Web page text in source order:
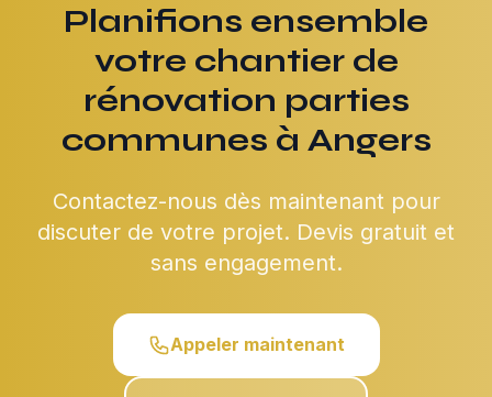
Planifions ensemble
votre chantier de
rénovation parties
communes à Angers
Contactez-nous dès maintenant pour
discuter de votre projet. Devis gratuit et
sans engagement.
Appeler maintenant